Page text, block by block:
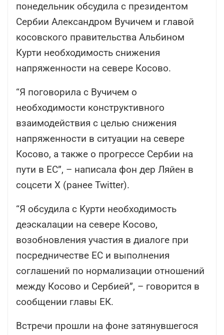
понедельник обсудила с президентом
Сербии Александром Вучичем и главой
косовского правительства Альбином
Курти необходимость снижения
напряженности на севере Косово.
“Я поговорила с Вучичем о
необходимости конструктивного
взаимодействия с целью снижения
напряженности в ситуации на севере
Косово, а также о прогрессе Сербии на
пути в ЕС”, – написала фон дер Ляйен в
соцсети Х (ранее Twitter).
“Я обсудила с Курти необходимость
деэскалации на севере Косово,
возобновления участия в диалоге при
посредничестве ЕС и выполнения
соглашений по нормализации отношений
между Косово и Сербией”, – говорится в
сообщении главы ЕК.
Встречи прошли на фоне затянувшегося